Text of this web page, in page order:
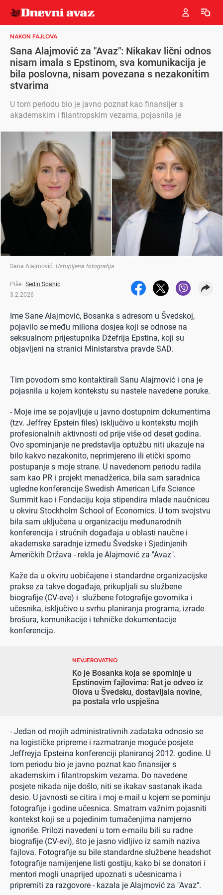
NAKON FAJLOVA
Sana Alajmović za "Avaz": Nikakav lični odnos
nisam imala s Epstinom, sva komunikacija je
bila poslovna, nisam povezana s nezakonitim
stvarima
U tom periodu bio je javno poznat kao finansijer s
akademskim i filantropskim vezama, pojasnila je
Sana Alajmović. Ustupljena fotografija
Piše: Sedin Spahic
3.2.2026
Ime Sane Alajmović, Bosanka s adresom u Švedskoj,
pojavilo se među miliona dosjea koji se odnose na
seksualnom prijestupnika Džefrija Epstina, koji su
objavljeni na stranici Ministarstva pravde SAD.
Tim povodom smo kontaktirali Sanu Alajmović i ona je
pojasnila u kojem kontekstu su nastele navedene poruke.
- Moje ime se pojavljuje u javno dostupnim dokumentima
(tzv. Jeffrey Epstein files) isključivo u kontekstu mojih
profesionalnih aktivnosti od prije više od deset godina.
Ovo spominjanje ne predstavlja optužbu niti ukazuje na
bilo kakvo nezakonito, neprimjereno ili etički sporno
postupanje s moje strane. U navedenom periodu radila
sam kao PR i projekt menadžerica, bila sam saradnica
ugledne konferencije Swedish American Life Science
Summit kao i Fondaciju koja stipendira mlade naučniceu
u okviru Stockholm School of Economics. U tom svojstvu
bila sam uključena u organizaciju međunarodnih
konferencija i stručnih događaja u oblasti naučne i
akademske saradnje između Švedske i Sjedinjenih
Američkih Država - rekla je Alajmović za "Avaz".
Kaže da u okviru uobičajene i standardne organizacijske
prakse za takve događaje, prikupljali su službene
biografije (CV-eve) i službene fotografije govornika i
učesnika, isključivo u svrhu planiranja programa, izrade
brošura, komunikacije i tehničke dokumentacije
konferencija.
NEVJEROVATNO
Ko je Bosanka koja se spominje u
Epstinovim fajlovima: Rat je odveo iz
Olova u Švedsku, dostavljala novine,
pa postala vrlo uspješna
- Jedan od mojih administrativnih zadataka odnosio se
na logističke pripreme i razmatranje moguće posjete
Jeffreyja Epsteina konferenciji planiranoj 2012. godine. U
tom periodu bio je javno poznat kao finansijer s
akademskim i filantropskim vezama. Do navedene
posjete nikada nije došlo, niti se ikakav sastanak ikada
desio. U javnosti se citira i moj e-mail u kojem se pominju
fotografije i godine učesnica. Smatram važnim pojasniti
kontekst koji se u pojedinim tumačenjima namjerno
ignoriše. Prilozi navedeni u tom e-mailu bili su radne
biografije (CV-evi), što je jasno vidljivo iz samih naziva
fajlova. Fotografije su bile standardne službene headshot
fotografije namijenjene listi gostiju, kako bi se donatori i
mentori mogli unaprijed upoznati s učesnicama i
pripremiti za razgovore - kazala je Alajmović za "Avaz".